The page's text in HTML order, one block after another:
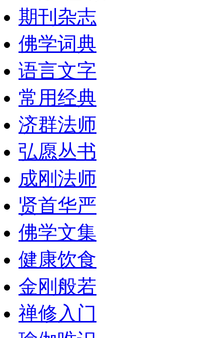
期刊杂志
佛学词典
语言文字
常用经典
济群法师
弘愿丛书
成刚法师
贤首华严
佛学文集
健康饮食
金刚般若
禅修入门